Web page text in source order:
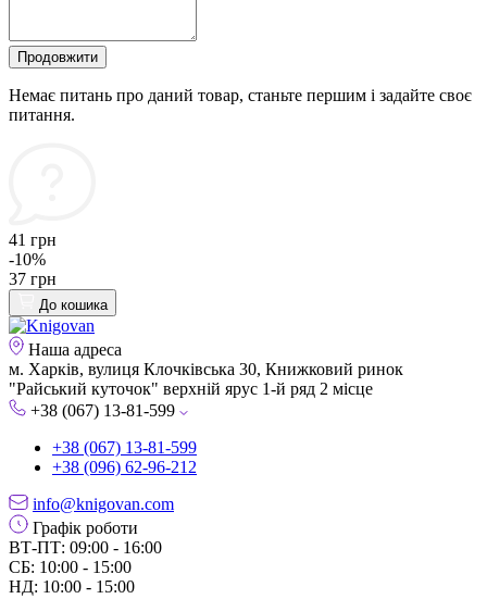
Продовжити
Немає питань про даний товар, станьте першим і задайте своє
питання.
41 грн
-10%
37 грн
До кошика
Наша адреса
м. Харків, вулиця Клочківська 30, Книжковий ринок
"Райський куточок" верхній ярус 1-й ряд 2 місце
+38 (067) 13-81-599
+38 (067) 13-81-599
+38 (096) 62-96-212
info@knigovan.com
Графік роботи
ВТ-ПТ: 09:00 - 16:00
СБ: 10:00 - 15:00
НД: 10:00 - 15:00